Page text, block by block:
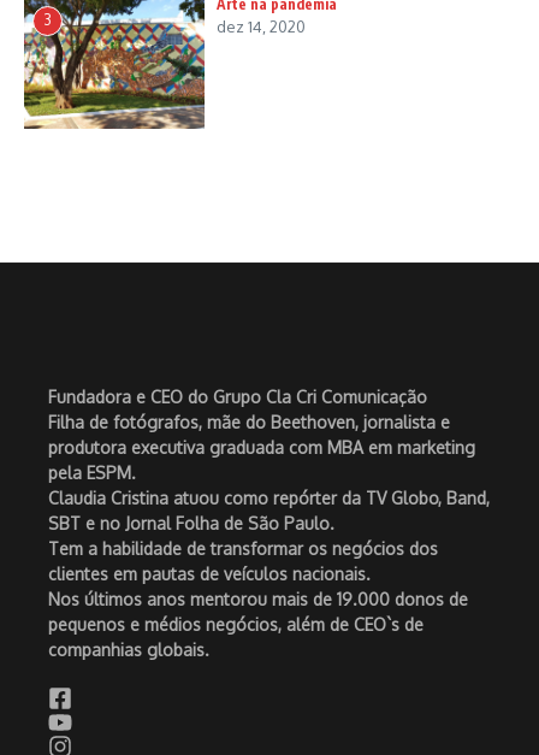
3
Arte na pandemia
dez 14, 2020
Fundadora e CEO do Grupo Cla Cri Comunicação
Filha de fotógrafos, mãe do Beethoven, jornalista e
produtora executiva graduada com MBA em marketing
pela ESPM.
Claudia Cristina atuou como repórter da TV Globo, Band,
SBT e no Jornal Folha de São Paulo.
Tem a habilidade de transformar os negócios dos
clientes em pautas de veículos nacionais.
Nos últimos anos mentorou mais de 19.000 donos de
pequenos e médios negócios, além de CEO`s de
companhias globais.